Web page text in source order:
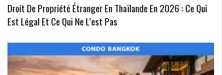
Droit De Propriété Étranger En Thaïlande En 2026 : Ce Qui
Est Légal Et Ce Qui Ne L’est Pas